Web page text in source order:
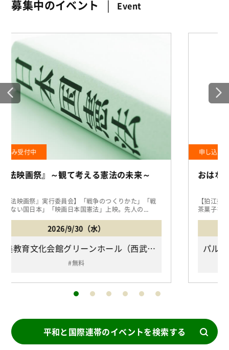
募集中のイベント Event
申し込み受付中
おはなしピースカフェ
【狛江委員会】被爆の実相をうかがい、委員おすすめのお
茶菓子をいただきながら平和について気軽に語り合い...
2026/10/19（月）
平和と国際連帯のイベントを検索する